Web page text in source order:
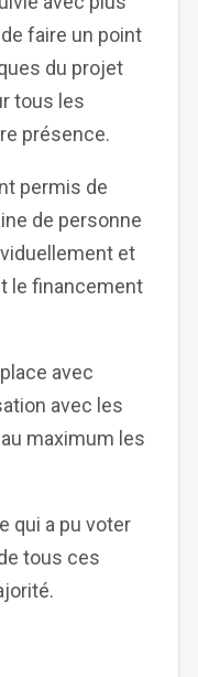
faire un point
du projet
tous les
présence.
permis de
de personne
et
le financement
avec
avec les
maximum les
qui a pu voter
tous ces